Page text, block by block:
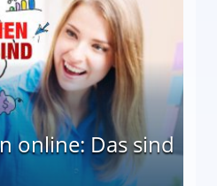
online: Das sind